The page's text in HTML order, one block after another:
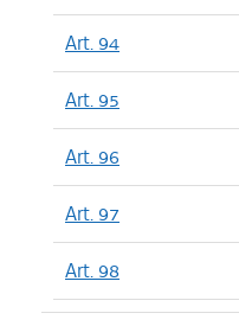
Art. 94
Art. 95
Art. 96
Art. 97
Art. 98